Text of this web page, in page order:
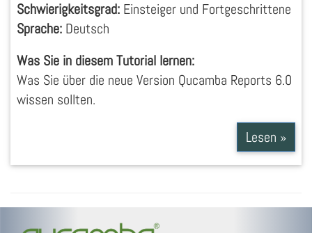
Schwierigkeitsgrad: Einsteiger und Fortgeschrittene
Sprache: Deutsch
Was Sie in diesem Tutorial lernen:
Was Sie über die neue Version Qucamba Reports 6.0
wissen sollten.
Lesen »